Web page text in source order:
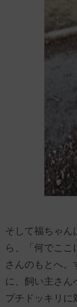
そして福ちゃん
ら、「何でここ
さんのもとへ。
に、飼い主さん
プチドッキリに